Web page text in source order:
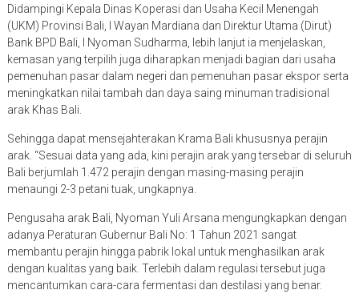
Didampingi Kepala Dinas Koperasi dan Usaha Kecil Menengah
(UKM) Provinsi Bali, I Wayan Mardiana dan Direktur Utama (Dirut)
Bank BPD Bali, I Nyoman Sudharma, lebih lanjut ia menjelaskan,
kemasan yang terpilih juga diharapkan menjadi bagian dari usaha
pemenuhan pasar dalam negeri dan pemenuhan pasar ekspor serta
meningkatkan nilai tambah dan daya saing minuman tradisional
arak Khas Bali.
Sehingga dapat mensejahterakan Krama Bali khususnya perajin
arak. “Sesuai data yang ada, kini perajin arak yang tersebar di seluruh
Bali berjumlah 1.472 perajin dengan masing-masing perajin
menaungi 2-3 petani tuak, ungkapnya.
Pengusaha arak Bali, Nyoman Yuli Arsana mengungkapkan dengan
adanya Peraturan Gubernur Bali No: 1 Tahun 2021 sangat
membantu perajin hingga pabrik lokal untuk menghasilkan arak
dengan kualitas yang baik. Terlebih dalam regulasi tersebut juga
mencantumkan cara-cara fermentasi dan destilasi yang benar.